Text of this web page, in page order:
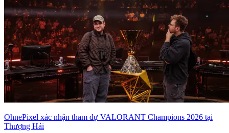
OhnePixel xác nhận tham dự VALORANT Champions 2026 tại
Thượng Hải